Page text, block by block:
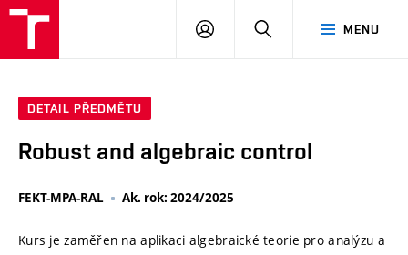
MENU
PŘIHLÁSIT
DETAIL PŘEDMĚTU
Robust and algebraic control
FEKT-MPA-RAL Ak. rok: 2024/2025
Kurs je zaměřen na aplikaci algebraické teorie pro analýzu a